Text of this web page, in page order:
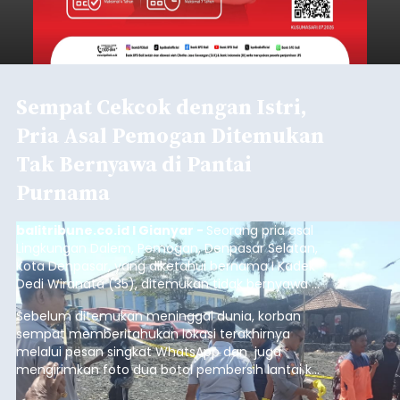
Sempat Cekcok dengan Istri,
Pria Asal Pemogan Ditemukan
Tak Bernyawa di Pantai
Purnama
balitribune.co.id I Gianyar - Seorang pria asal
Lingkungan Dalem, Pemogan, Denpasar Selatan,
Kota Denpasar, yang diketahui bernama I Kadek
Dedi Wiranata (35), ditemukan tidak bernyawa di
pesisir Pantai Purnama, Sukawati.
Sebelum ditemukan meninggal dunia, korban
sempat memberitahukan lokasi terakhirnya
melalui pesan singkat WhatsApp dan juga
mengirimkan foto dua botol pembersih lantai ke
istrinya.